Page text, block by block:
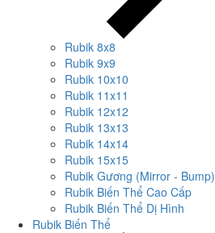
Rubik 8x8
Rubik 9x9
Rubik 10x10
Rubik 11x11
Rubik 12x12
Rubik 13x13
Rubik 14x14
Rubik 15x15
Rubik Gương (Mirror - Bump)
Rubik Biến Thể Cao Cấp
Rubik Biến Thể Dị Hình
Rubik Biến Thể